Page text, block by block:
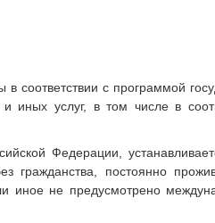
с программой
иных услуг, в том числе в
Федерации,
гражданства, постоянно
иное не предусмотрено